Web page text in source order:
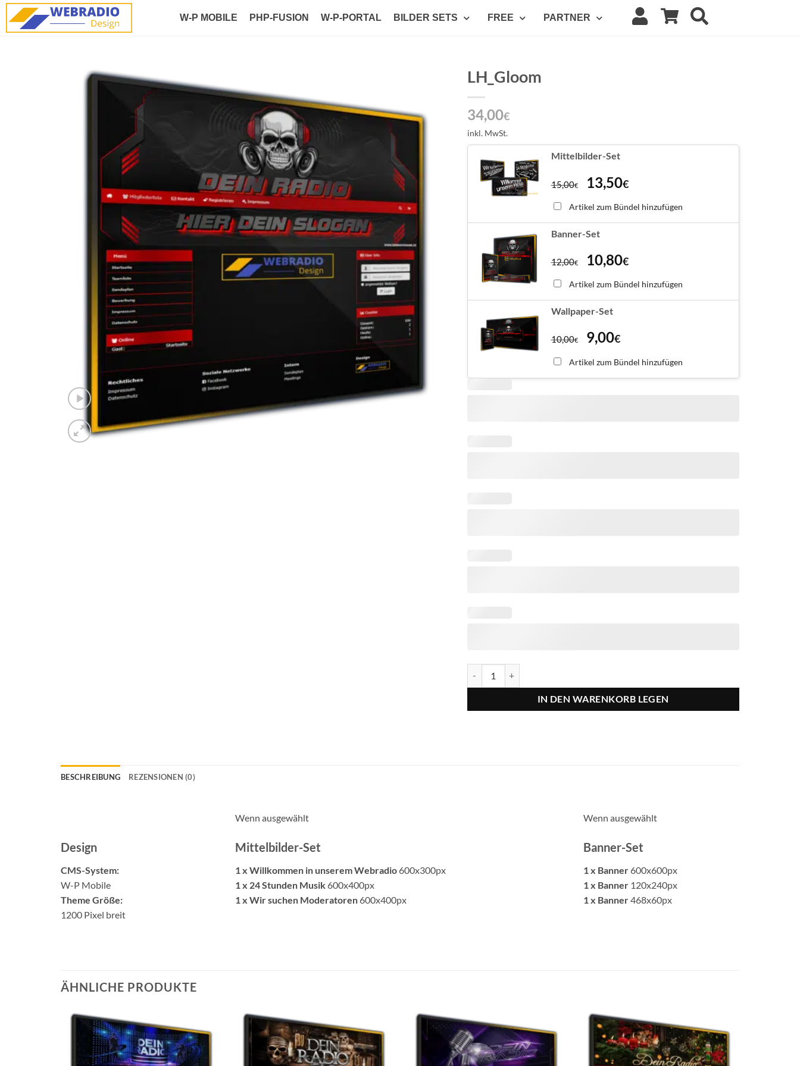
W-P MOBILE PHP-FUSION W-P-PORTAL BILDER SETS FREE PARTNER
Wunschliste
setzen
LH_Gloom
34,00€
inkl. MwSt.
Mittelbilder-Set
15,00€ 13,50€
Artikel zum Bündel hinzufügen
Banner-Set
12,00€ 10,80€
Artikel zum Bündel hinzufügen
Wallpaper-Set
10,00€ 9,00€
Artikel zum Bündel hinzufügen
IN DEN WARENKORB LEGEN
BESCHREIBUNG REZENSIONEN (0)
Design
CMS-System:
W-P Mobile
Theme Größe:
1200 Pixel breit
Wenn ausgewählt
Mittelbilder-Set
1 x Willkommen in unserem Webradio600x300px
1 x 24 Stunden Musik600x400px
1 x Wir suchen Moderatoren600x400px
Wenn ausgewählt
Banner-Set
1 x Banner600x600px
1 x Banner120x240px
1 x Banner468x60px
ÄHNLICHE PRODUKTE
Auf die
Wunschliste
setzen
Auf die
Wunschliste
setzen
Auf die
Wunschliste
setzen
Auf die
Wunschliste
setzen